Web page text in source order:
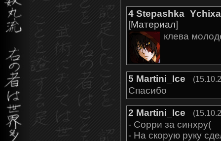
4 Stepashka_Ychixa
[Материал]
клева
5 Martini_Ice
Спасибо
2 Martini_Ice
- Сорри за синхру(
- На скорую руку